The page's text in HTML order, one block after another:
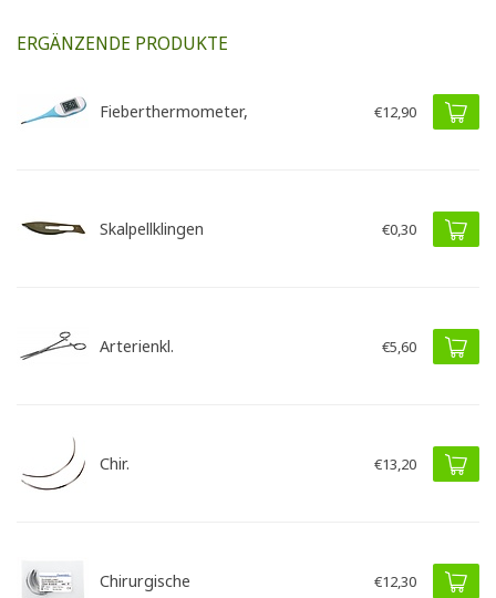
ERGÄNZENDE PRODUKTE
Fieberthermometer, €12,90
Skalpellklingen €0,30
Arterienkl. €5,60
Chir. €13,20
Chirurgische €12,30